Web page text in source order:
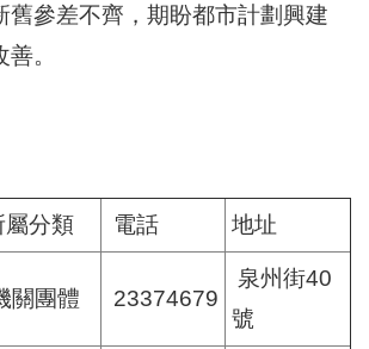
舊參差不齊，期盼都市計劃興建
。
屬分類 電話 地址
關團體 23374679
泉州街40
號